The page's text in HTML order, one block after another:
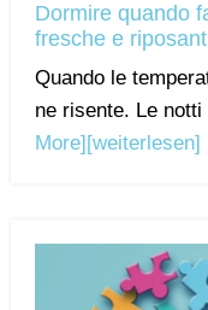
Dormire quando
fresche e
Quando le
ne risente. Le
More] [weiterlesen]